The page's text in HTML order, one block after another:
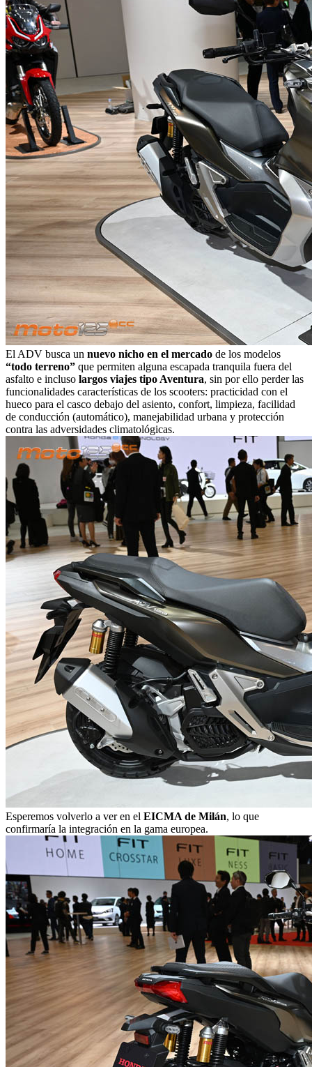
El ADV busca un nuevo nicho en el mercado de los modelos
“todo terreno” que permiten alguna escapada tranquila fuera del
asfalto e incluso largos viajes tipo Aventura, sin por ello perder las
funcionalidades características de los scooters: practicidad con el
hueco para el casco debajo del asiento, confort, limpieza, facilidad
de conducción (automático), manejabilidad urbana y protección
contra las adversidades climatológicas.
Esperemos volverlo a ver en el EICMA de Milán, lo que
confirmaría la integración en la gama europea.